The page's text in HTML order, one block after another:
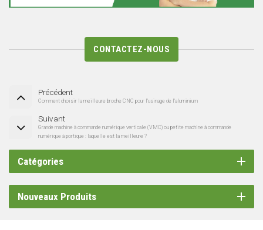
CONTACTEZ-NOUS
Précédent
Comment choisir la meilleure broche CNC pour l'usinage de l'aluminium
Suivant
Grande machine à commande numérique verticale (VMC) ou petite machine à commande
numérique à portique : laquelle est la meilleure ?
Catégories
Nouveaux Produits